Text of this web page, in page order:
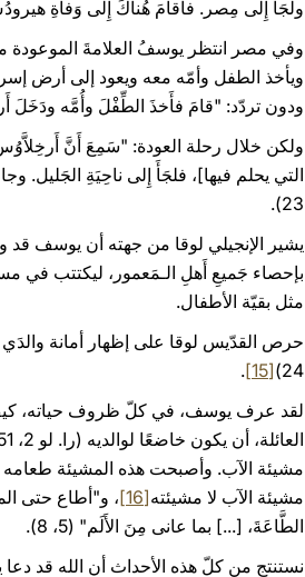
ولَجَأَ إِلى مِصر. فأَقامَ هُناكَ إِلى وَفاةِ هيرودُس"
وفي مصر انتظر يوسفُ العلامةَ الموعودة
ودون تردّد: "قامَ فأَخذَ الطِّفْلَ وأُمَّه ودَخَلَ أَرضَ
ولكن خلال رحلة العودة: "سَمِعَ أَنَّ
23).
يشير الإنجيلي لوقا من جهته أن يوسف قد
مثل بقيّة الأطفال.
24)
[15]
.
لقد عرف يوسف، في كلّ ظروف حياته،
مشيئة الآب لا مشيئته[16]
الطَّاعَةَ، [...] بما عانى مِنَ الأَلَم" (5، 8).
نستنتج من كلّ هذه الأحداث أن الله قد